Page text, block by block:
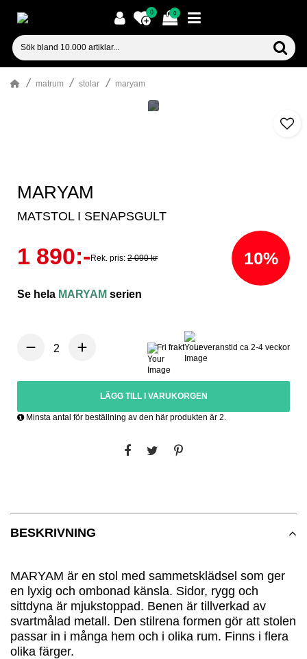
0 0
matrum stolar maryam
MARYAM
MATSTOL I SENAPSGULT
1 890:-Rek. pris: 2 090 kr 10%
Se hela MARYAM serien
Fri frakt Leveranstid ca 2-4 veckor
LÄGG TILL I VARUKORGEN
Minsta antal för beställning av den här produkten är 2.
BESKRIVNING
MARYAM är en stol med sammetsklädsel som ger
en lyxig och ombonad känsla. Sidor, rygg och
sittdyna är mjukstoppad. Benen är tillverkad av
svartmålad metall. Den stilrena formen gör att stolen
passar in i många hem och i olika rum. Finns i flera
olika färger.